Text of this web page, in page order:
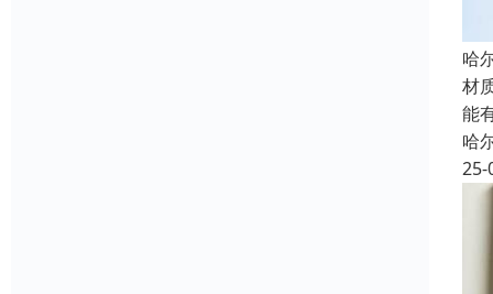
哈
材
能
哈
25-